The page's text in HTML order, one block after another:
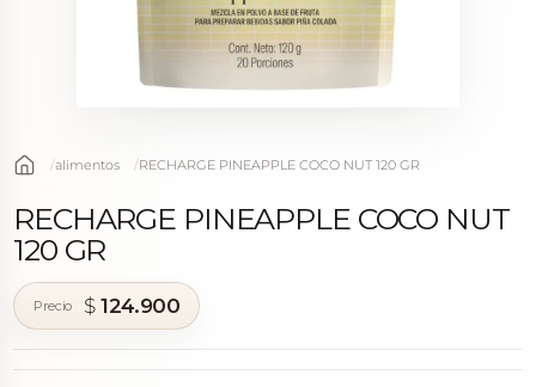
alimentos RECHARGE PINEAPPLE COCO NUT 120 GR
RECHARGE PINEAPPLE COCO NUT
120 GR
$124.900